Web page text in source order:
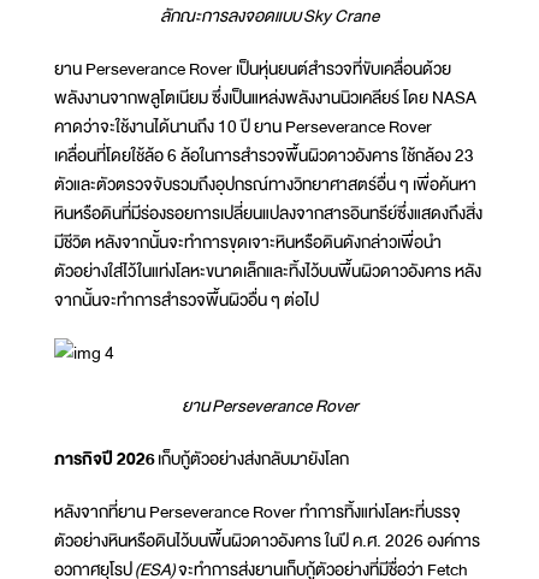
ลักณะการลงจอดแบบSky Crane
ยาน Perseverance Rover เป็นหุ่นยนต์สำรวจที่ขับเคลื่อนด้วย
พลังงานจากพลูโตเนียม ซึ่งเป็นแหล่งพลังงานนิวเคลียร์ โดย NASA
คาดว่าจะใช้งานได้นานถึง 10 ปี ยาน Perseverance Rover
เคลื่อนที่โดยใช้ล้อ 6 ล้อในการสำรวจพื้นผิวดาวอังคาร ใช้กล้อง 23
ตัวและตัวตรวจจับรวมถึงอุปกรณ์ทางวิทยาศาสตร์อื่น ๆ เพื่อค้นหา
หินหรือดินที่มีร่องรอยการเปลี่ยนแปลงจากสารอินทรีย์ซึ่งแสดงถึงสิ่ง
มีชีวิต หลังจากนั้นจะทำการขุดเจาะหินหรือดินดังกล่าวเพื่อนำ
ตัวอย่างใส่ไว้ในแท่งโลหะขนาดเล็กและทิ้งไว้บนพื้นผิวดาวอังคาร หลัง
จากนั้นจะทำการสำรวจพื้นผิวอื่น ๆ ต่อไป
ยานPerseverance Rover
ภารกิจปี 2026เก็บกู้ตัวอย่างส่งกลับมายังโลก
หลังจากที่ยาน Perseverance Rover ทำการทิ้งแท่งโลหะที่บรรจุ
ตัวอย่างหินหรือดินไว้บนพื้นผิวดาวอังคาร ในปี ค.ศ. 2026 องค์การ
อวกาศยุโรป(ESA)จะทำการส่งยานเก็บกู้ตัวอย่างที่มีชื่อว่า Fetch